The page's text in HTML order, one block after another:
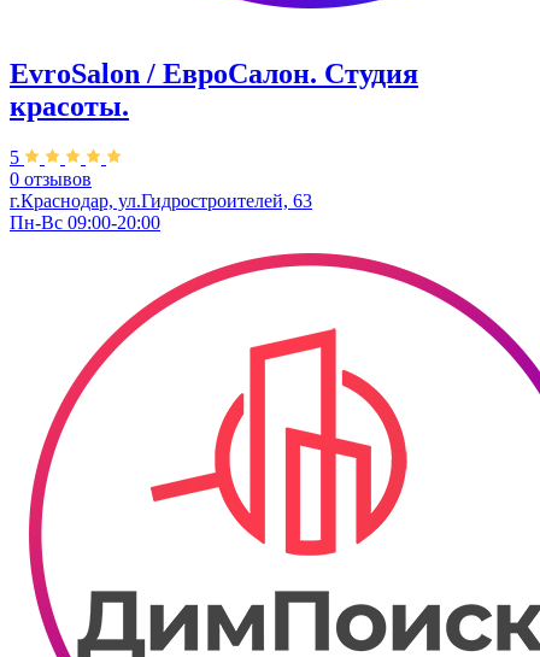
EvroSalon / ЕвроСалон. Студия
красоты.
5
0 отзывов
г.Краснодар, ул.Гидростроителей, 63
Пн-Вс 09:00-20:00